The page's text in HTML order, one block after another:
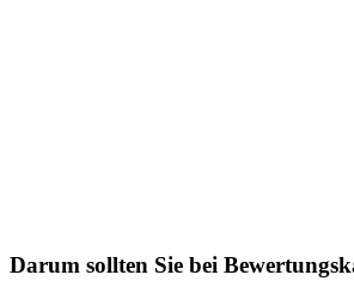
Darum sollten Sie bei